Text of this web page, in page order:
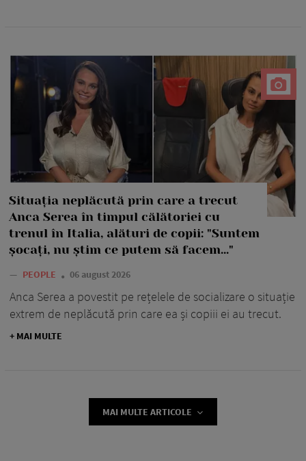
Situația neplăcută prin care a trecut
Anca Serea în timpul călătoriei cu
trenul în Italia, alături de copii: "Suntem
șocați, nu știm ce putem să facem..."
— PEOPLE 06 august 2026
Anca Serea a povestit pe rețelele de socializare o situație
extrem de neplăcută prin care ea și copiii ei au trecut.
+ MAI MULTE
MAI MULTE ARTICOLE